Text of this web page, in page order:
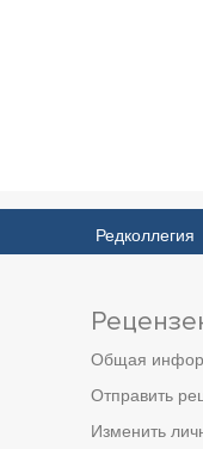
Редколлегия
Общая
Отправить
Изменить